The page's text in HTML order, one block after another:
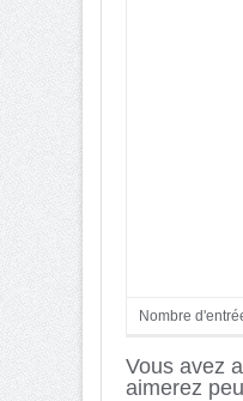
Nombre
Vous avez
aimerez